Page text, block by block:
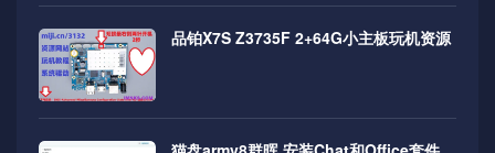
品铂X7S Z3735F 2+64G小主板玩机资源